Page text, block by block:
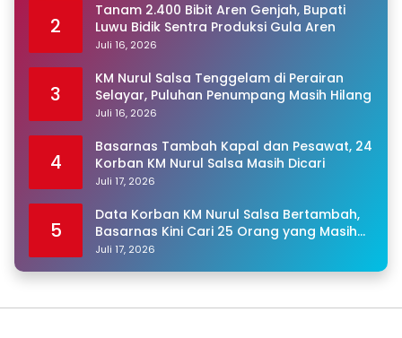
2
Tanam 2.400 Bibit Aren Genjah, Bupati
Luwu Bidik Sentra Produksi Gula Aren
Juli 16, 2026
3
KM Nurul Salsa Tenggelam di Perairan
Selayar, Puluhan Penumpang Masih Hilang
Juli 16, 2026
4
Basarnas Tambah Kapal dan Pesawat, 24
Korban KM Nurul Salsa Masih Dicari
Juli 17, 2026
5
Data Korban KM Nurul Salsa Bertambah,
Basarnas Kini Cari 25 Orang yang Masih
Hilang
Juli 17, 2026